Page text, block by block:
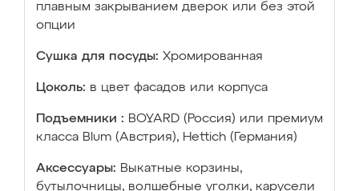
плавным закрыванием дверок или без этой
опции
Сушка для посуды: Хромированная
Цоколь: в цвет фасадов или корпуса
Подъемники : BOYARD (Россия) или премиум
класса Blum (Австрия), Hettich (Германия)
Аксессуары: Выкатные корзины,
бутылочницы, волшебные уголки, карусели